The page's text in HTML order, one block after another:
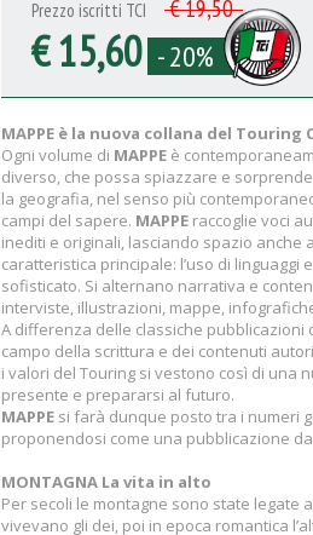
Prezzo iscritti TCI € 19,50
€ 15,60 - 20%
MAPPE è la nuova collana del Touring
Ogni volume di MAPPE è
diverso, che possa spiazzare e
la geografia, nel senso più
campi del sapere. MAPPE raccoglie voci
inediti e originali, lasciando spazio anche
caratteristica principale: l’uso di
sofisticato. Si alternano narrativa e
interviste, illustrazioni, mappe,
A differenza delle classiche pubblicazioni
campo della scrittura e dei contenuti
i valori del Touring si vestono così di una
presente e prepararsi al futuro.
MAPPE si farà dunque posto tra i numeri
proponendosi come una pubblicazione
MONTAGNA La vita in alto
Per secoli le montagne sono state legate
vivevano gli dei, poi in epoca romantica